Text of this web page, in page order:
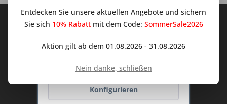
Abonnieren Sie den kostenlosen Deine
Sie keine Neuigkeit oder Aktion mehr aus
Ich habe die
Datenschutzbestimmungen
Entdecken Sie unsere aktuellen Angebote und sichern
Sie sich 10% Rabattmit dem Code: SommerSale2026
Aktion gilt ab dem 01.08.2026 - 31.08.2026
Nein danke, schließen
Netzwerken vereinfachen sollen,
werden nur mit Ihrer Zustimmung
Ablehnen
Konfigurieren